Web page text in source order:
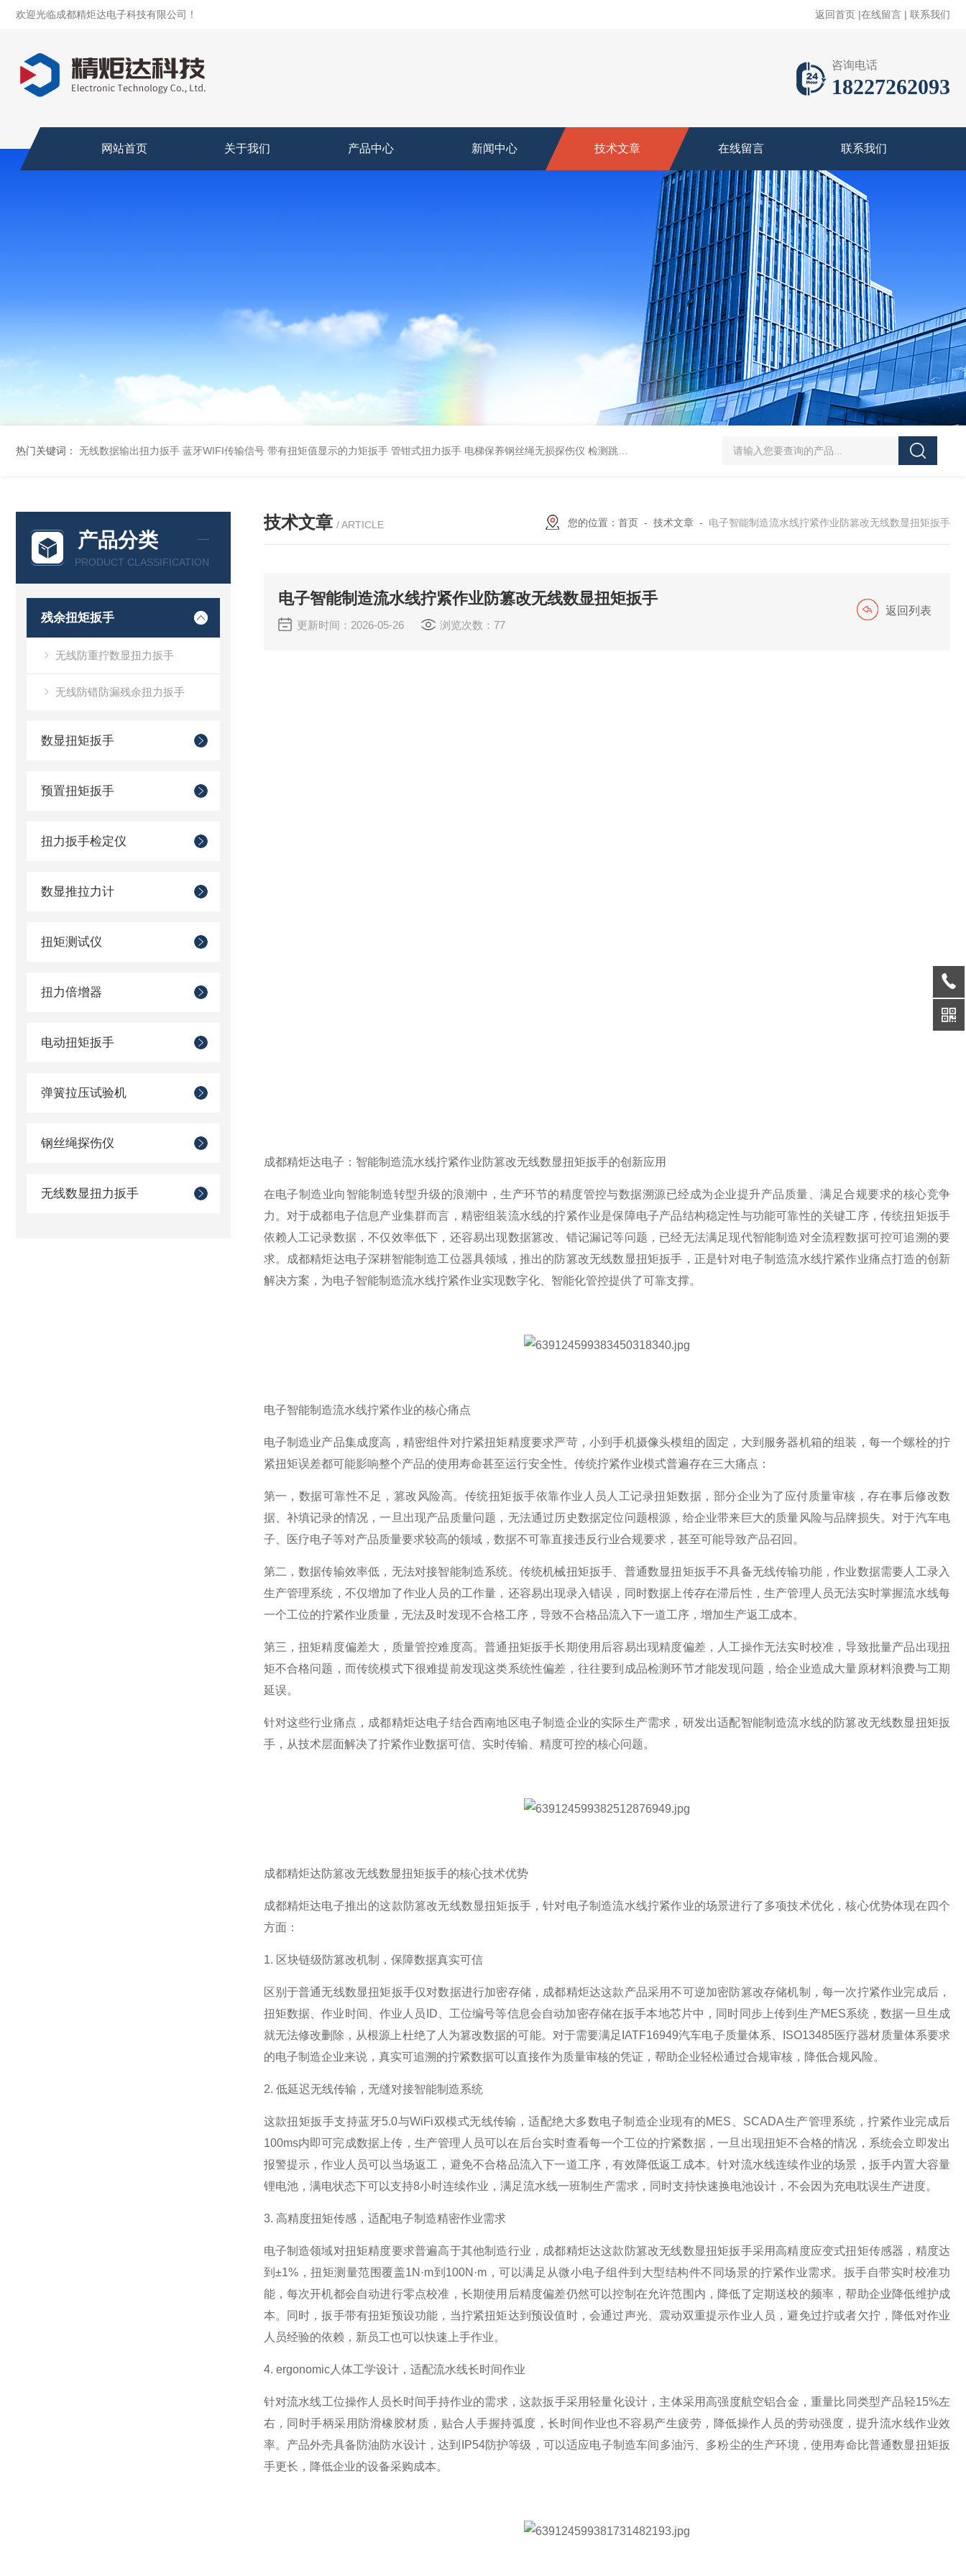
欢迎光临成都精炬达电子科技有限公司！ 返回首页 |在线留言 | 联系我们
咨询电话
18227262093
网站首页 关于我们 产品中心 新闻中心 技术文章 在线留言 联系我们
热门关键词： 无线数据输出扭力扳手 蓝牙WIFI传输信号 带有扭矩值显示的力矩扳手 管钳式扭力扳手 电梯保养钢丝绳无损探伤仪 检测跳丝/断丝 5-300N.m的扭矩扳手检定仪 机械扳手校准仪 JDSF100KN电子式拉
产品分类
PRODUCT CLASSIFICATION
残余扭矩扳手
无线防重拧数显扭力扳手
无线防错防漏残余扭力扳手
数显扭矩扳手
预置扭矩扳手
扭力扳手检定仪
数显推拉力计
扭矩测试仪
扭力倍增器
电动扭矩扳手
弹簧拉压试验机
钢丝绳探伤仪
无线数显扭力扳手
技术文章 / ARTICLE 您的位置： 首页 - 技术文章 - 电子智能制造流水线拧紧作业防篡改无线数显扭矩扳手
电子智能制造流水线拧紧作业防篡改无线数显扭矩扳手
更新时间：2026-05-26 浏览次数：77
返回列表
成都精炬达电子：智能制造流水线拧紧作业 防篡改无线数显扭矩扳手的创新应用
在电子制造业向智能制造转型升级的浪潮中，生产环节的精度管控与数据溯源已经成为企业提升产品质量、满足合规要求的核心竞争
力。对于成都电子信息产业集群而言，精密组装流水线的拧紧作业是保障电子产品结构稳定性与功能可靠性的关键工序，传统扭矩扳手
依赖人工记录数据，不仅效率低下，还容易出现数据篡改、错记漏记等问题，已经无法满足现代智能制造对全流程数据可控可追溯的要
求。成都精炬达电子深耕智能制造工位器具领域，推出的防篡改无线数显扭矩扳手，正是针对电子制造流水线拧紧作业痛点打造的创新
解决方案，为电子智能制造流水线拧紧作业实现数字化、智能化管控提供了可靠支撑。
电子智能制造流水线拧紧作业的核心痛点
电子制造业产品集成度高，精密组件对拧紧扭矩精度要求严苛，小到手机摄像头模组的固定，大到服务器机箱的组装，每一个螺栓的拧
紧扭矩误差都可能影响整个产品的使用寿命甚至运行安全性。传统拧紧作业模式普遍存在三大痛点：
第一，数据可靠性不足，篡改风险高。传统扭矩扳手依靠作业人员人工记录扭矩数据，部分企业为了应付质量审核，存在事后修改数
据、补填记录的情况，一旦出现产品质量问题，无法通过历史数据定位问题根源，给企业带来巨大的质量风险与品牌损失。对于汽车电
子、医疗电子等对产品质量要求较高的领域，数据不可靠直接违反行业合规要求，甚至可能导致产品召回。
第二，数据传输效率低，无法对接智能制造系统。传统机械扭矩扳手、普通数显扭矩扳手不具备无线传输功能，作业数据需要人工录入
生产管理系统，不仅增加了作业人员的工作量，还容易出现录入错误，同时数据上传存在滞后性，生产管理人员无法实时掌握流水线每
一个工位的拧紧作业质量，无法及时发现不合格工序，导致不合格品流入下一道工序，增加生产返工成本。
第三，扭矩精度偏差大，质量管控难度高。普通扭矩扳手长期使用后容易出现精度偏差，人工操作无法实时校准，导致批量产品出现扭
矩不合格问题，而传统模式下很难提前发现这类系统性偏差，往往要到成品检测环节才能发现问题，给企业造成大量原材料浪费与工期
延误。
针对这些行业痛点，成都精炬达电子结合西南地区电子制造企业的实际生产需求，研发出适配智能制造流水线的防篡改无线数显扭矩扳
手，从技术层面解决了拧紧作业数据可信、实时传输、精度可控的核心问题。
成都精炬达防篡改无线数显扭矩扳手的核心技术优势
成都精炬达电子推出的这款防篡改无线数显扭矩扳手，针对电子制造流水线拧紧作业的场景进行了多项技术优化，核心优势体现在四个
方面：
1. 区块链级防篡改机制，保障数据真实可信
区别于普通无线数显扭矩扳手仅对数据进行加密存储，成都精炬达这款产品采用不可逆加密防篡改存储机制，每一次拧紧作业完成后，
扭矩数据、作业时间、作业人员ID、工位编号等信息会自动加密存储在扳手本地芯片中，同时同步上传到生产MES系统，数据一旦生成
就无法修改删除，从根源上杜绝了人为篡改数据的可能。对于需要满足IATF16949汽车电子质量体系、ISO13485医疗器材质量体系要求
的电子制造企业来说，真实可追溯的拧紧数据可以直接作为质量审核的凭证，帮助企业轻松通过合规审核，降低合规风险。
2. 低延迟无线传输，无缝对接智能制造系统
这款扭矩扳手支持蓝牙5.0与WiFi双模式无线传输，适配绝大多数电子制造企业现有的MES、SCADA生产管理系统，拧紧作业完成后
100ms内即可完成数据上传，生产管理人员可以在后台实时查看每一个工位的拧紧数据，一旦出现扭矩不合格的情况，系统会立即发出
报警提示，作业人员可以当场返工，避免不合格品流入下一道工序，有效降低返工成本。针对流水线连续作业的场景，扳手内置大容量
锂电池，满电状态下可以支持8小时连续作业，满足流水线一班制生产需求，同时支持快速换电池设计，不会因为充电耽误生产进度。
3. 高精度扭矩传感，适配电子制造精密作业需求
电子制造领域对扭矩精度要求普遍高于其他制造行业，成都精炬达这款防篡改无线数显扭矩扳手采用高精度应变式扭矩传感器，精度达
到±1%，扭矩测量范围覆盖1N·m到100N·m，可以满足从微小电子组件到大型结构件不同场景的拧紧作业需求。扳手自带实时校准功
能，每次开机都会自动进行零点校准，长期使用后精度偏差仍然可以控制在允许范围内，降低了定期送校的频率，帮助企业降低维护成
本。同时，扳手带有扭矩预设功能，当拧紧扭矩达到预设值时，会通过声光、震动双重提示作业人员，避免过拧或者欠拧，降低对作业
人员经验的依赖，新员工也可以快速上手作业。
4. ergonomic人体工学设计，适配流水线长时间作业
针对流水线工位操作人员长时间手持作业的需求，这款扳手采用轻量化设计，主体采用高强度航空铝合金，重量比同类型产品轻15%左
右，同时手柄采用防滑橡胶材质，贴合人手握持弧度，长时间作业也不容易产生疲劳，降低操作人员的劳动强度，提升流水线作业效
率。产品外壳具备防油防水设计，达到IP54防护等级，可以适应电子制造车间多油污、多粉尘的生产环境，使用寿命比普通数显扭矩扳
手更长，降低企业的设备采购成本。